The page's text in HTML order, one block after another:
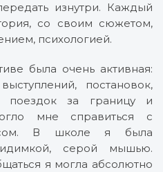
изнутри. Каждый
со своим сюжетом,
психологией.
была очень активная:
постановок,
поездок за границу и
мне справиться с
В школе я была
серой мышью.
я могла абсолютно